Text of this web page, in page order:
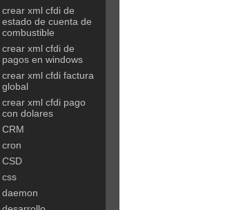
crear xml cfdi de
estado de cuenta de
combustible
crear xml cfdi de
pagos en windows
crear xml cfdi factura
global
crear xml cfdi pago
con dolares
CRM
cron
CSD
css
daemon